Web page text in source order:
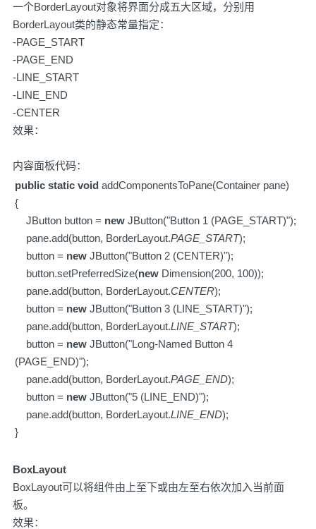
一个BorderLayout对象将界面分成五大区域，分别用
BorderLayout类的静态常量指定：
-PAGE_START
-PAGE_END
-LINE_START
-LINE_END
-CENTER
效果：
内容面板代码：
public static void addComponentsToPane(Container pane)
{
JButton button = new JButton("Button 1 (PAGE_START)");
pane.add(button, BorderLayout.PAGE_START);
button = new JButton("Button 2 (CENTER)");
button.setPreferredSize(new Dimension(200, 100));
pane.add(button, BorderLayout.CENTER);
button = new JButton("Button 3 (LINE_START)");
pane.add(button, BorderLayout.LINE_START);
button = new JButton("Long-Named Button 4
(PAGE_END)");
pane.add(button, BorderLayout.PAGE_END);
button = new JButton("5 (LINE_END)");
pane.add(button, BorderLayout.LINE_END);
}
BoxLayout
BoxLayout可以将组件由上至下或由左至右依次加入当前面
板。
效果：